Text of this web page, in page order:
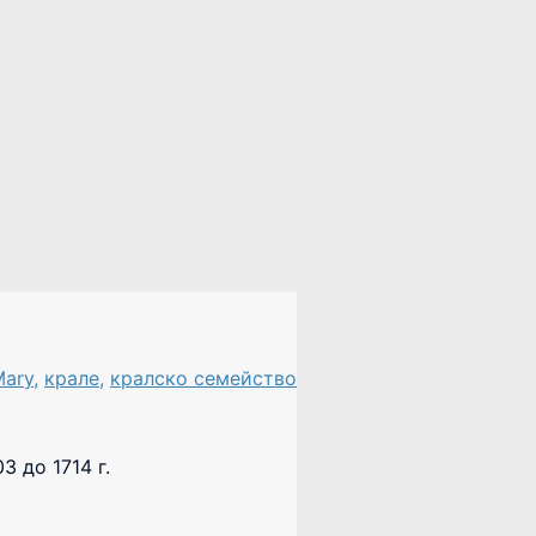
, крале, кралско семейство
до 1714 г.